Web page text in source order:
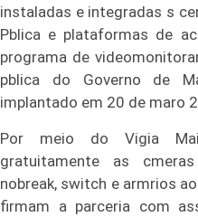
instaladas e integradas s
Pblica e plataformas de
programa de
pblica do Governo de
implantado em 20 de maro
Por meio do Vigia
gratuitamente as
nobreak, switch e armrios
firmam a parceria com